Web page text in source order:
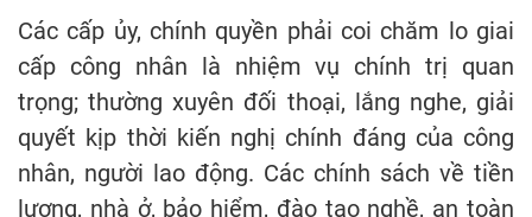
Các cấp ủy, chính quyền phải coi chăm lo giai
cấp công nhân là nhiệm vụ chính trị quan
trọng; thường xuyên đối thoại, lắng nghe, giải
quyết kịp thời kiến nghị chính đáng của công
nhân, người lao động. Các chính sách về tiền
lương, nhà ở, bảo hiểm, đào tạo nghề, an toàn